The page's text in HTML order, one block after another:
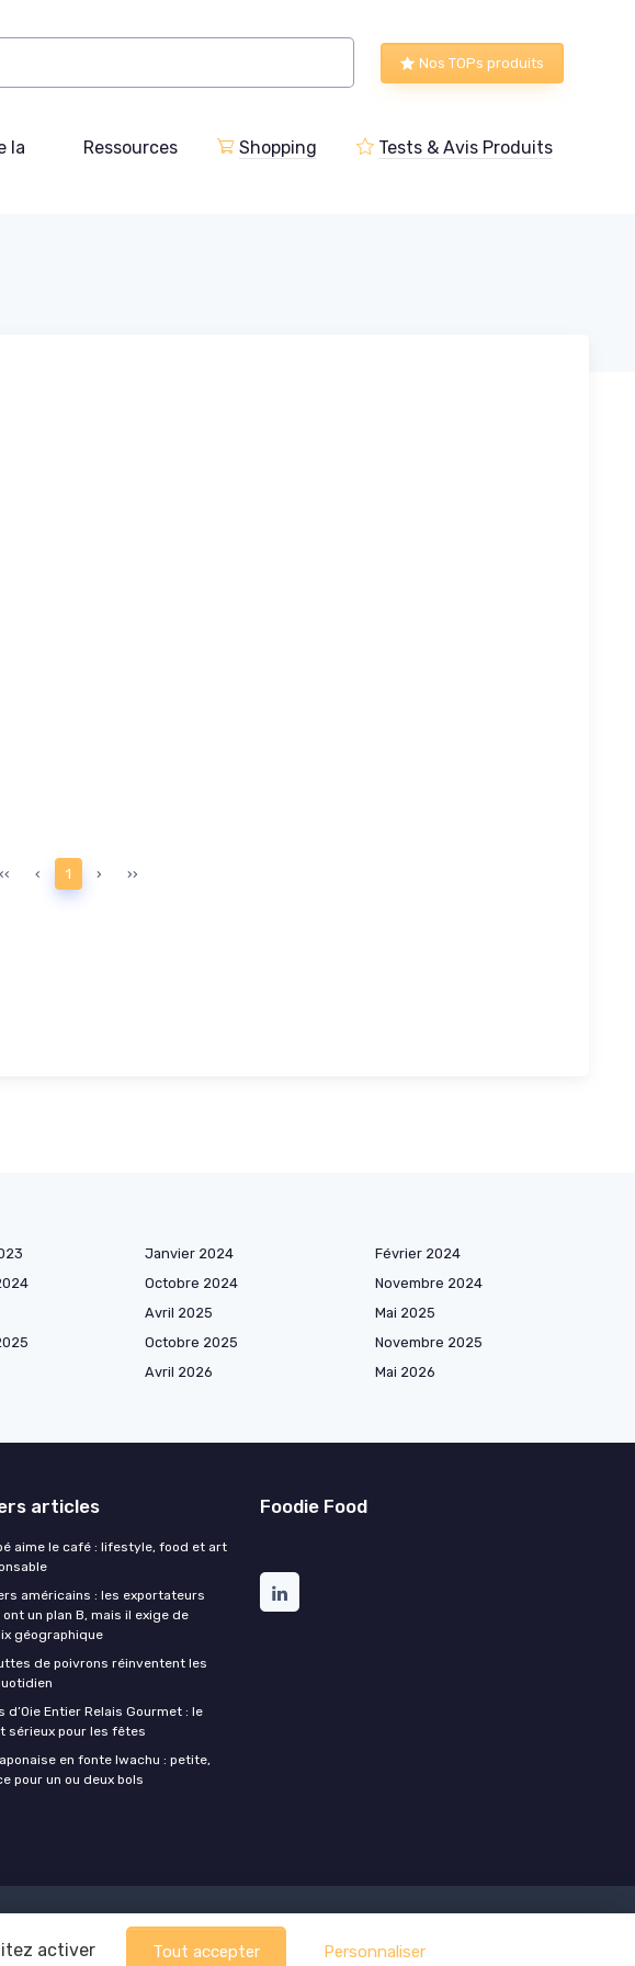
Nos TOPs produits
la
Ressources Shopping Tests & Avis Produits
‹‹ ‹ 1 › ››
Janvier 2024
Février 2024
Octobre 2024
Novembre 2024
Avril 2025
Mai 2025
Octobre 2025
Novembre 2025
Avril 2026
Mai 2026
articles
aime le café : lifestyle, food et art
américains : les exportateurs
un plan B, mais il exige de
géographique
de poivrons réinventent les
d’Oie Entier Relais Gourmet : le
sérieux pour les fêtes
en fonte Iwachu : petite,
pour un ou deux bols
Foodie Food
activer Tout accepter Personnaliser